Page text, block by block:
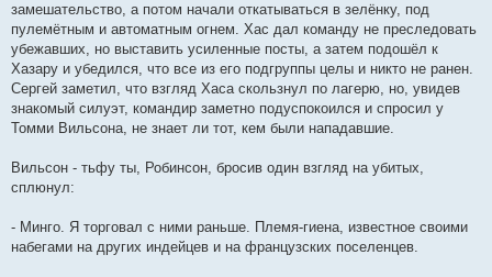
замешательство, а потом начали откатываться в зелёнку, под
пулемётным и автоматным огнем. Хас дал команду не преследовать
убежавших, но выставить усиленные посты, а затем подошёл к
Хазару и убедился, что все из его подгруппы целы и никто не ранен.
Сергей заметил, что взгляд Хаса скользнул по лагерю, но, увидев
знакомый силуэт, командир заметно подуспокоился и спросил у
Томми Вильсона, не знает ли тот, кем были нападавшие.
Вильсон - тьфу ты, Робинсон, бросив один взгляд на убитых,
сплюнул:
- Минго. Я торговал с ними раньше. Племя-гиена, известное своими
набегами на других индейцев и на французских поселенцев.